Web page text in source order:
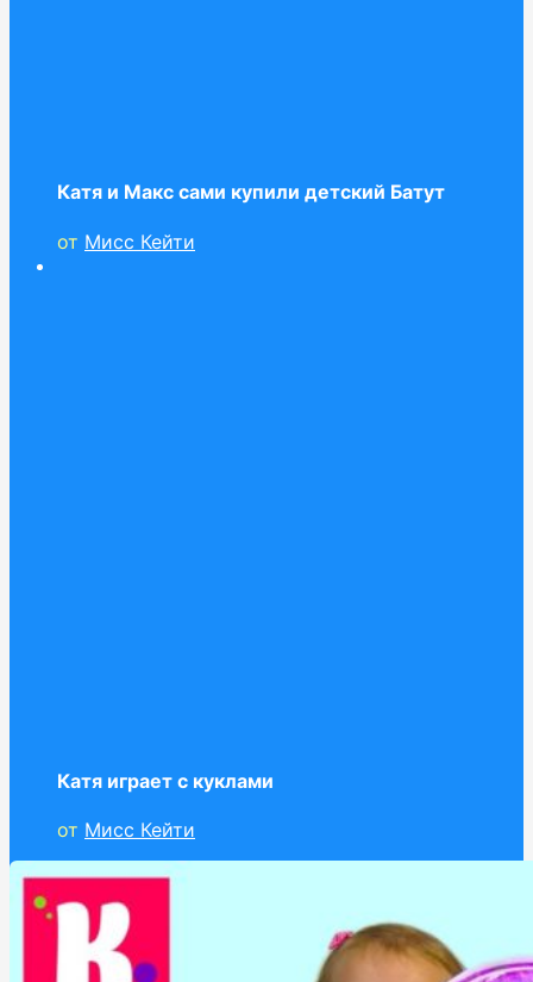
Катя и Макс сами купили детский Батут
от Мисс Кейти
Катя играет с куклами
от Мисс Кейти